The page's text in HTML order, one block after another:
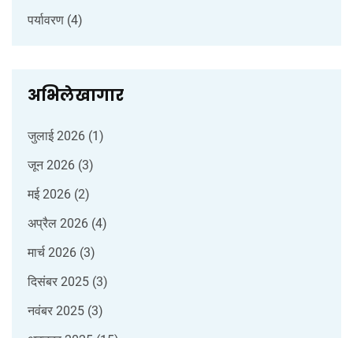
पर्यावरण (4)
अभिलेखागार
जुलाई 2026 (1)
जून 2026 (3)
मई 2026 (2)
अप्रैल 2026 (4)
मार्च 2026 (3)
दिसंबर 2025 (3)
नवंबर 2025 (3)